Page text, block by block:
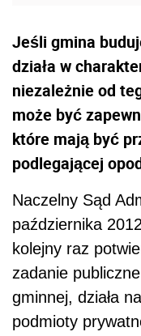
Jeśli gmina
działa w
niezależnie od
może być
które mają być
podlegającej
Naczelny Sąd
października
kolejny raz
zadanie
gminnej, działa
podmioty